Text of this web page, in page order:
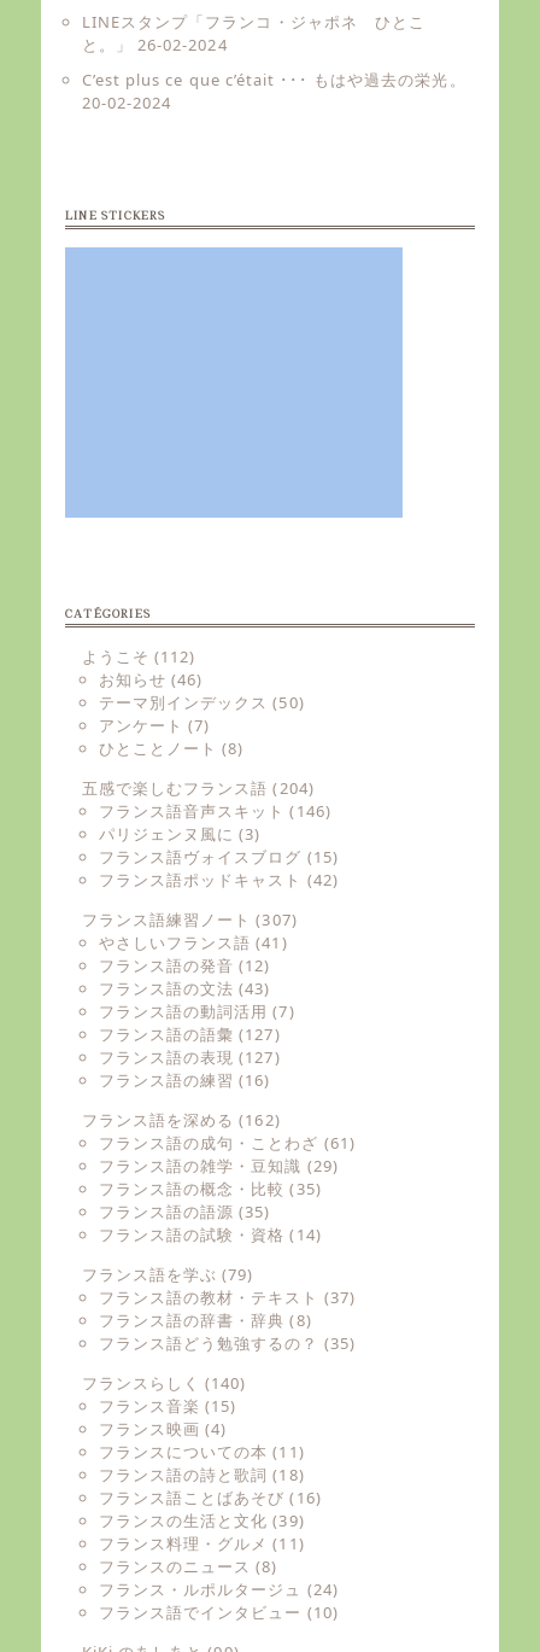
LINEスタンプ「フランコ・ジャポネ ひとこ
と。」
26-02-2024
C’est plus ce que c’était ･･･ もはや過去の栄光。
20-02-2024
LINE STICKERS
CATÉGORIES
ようこそ (112)
お知らせ (46)
テーマ別インデックス (50)
アンケート (7)
ひとことノート (8)
五感で楽しむフランス語 (204)
フランス語音声スキット (146)
パリジェンヌ風に (3)
フランス語ヴォイスブログ (15)
フランス語ポッドキャスト (42)
フランス語練習ノート (307)
やさしいフランス語 (41)
フランス語の発音 (12)
フランス語の文法 (43)
フランス語の動詞活用 (7)
フランス語の語彙 (127)
フランス語の表現 (127)
フランス語の練習 (16)
フランス語を深める (162)
フランス語の成句・ことわざ (61)
フランス語の雑学・豆知識 (29)
フランス語の概念・比較 (35)
フランス語の語源 (35)
フランス語の試験・資格 (14)
フランス語を学ぶ (79)
フランス語の教材・テキスト (37)
フランス語の辞書・辞典 (8)
フランス語どう勉強するの？ (35)
フランスらしく (140)
フランス音楽 (15)
フランス映画 (4)
フランスについての本 (11)
フランス語の詩と歌詞 (18)
フランス語ことばあそび (16)
フランスの生活と文化 (39)
フランス料理・グルメ (11)
フランスのニュース (8)
フランス・ルポルタージュ (24)
フランス語でインタビュー (10)